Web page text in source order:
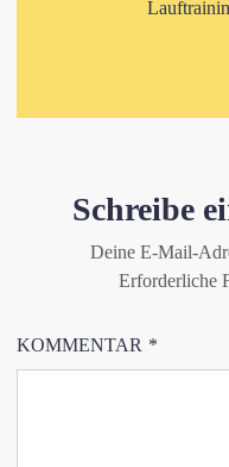
Schreibe
Deine E-Mail-
Erforderliche
KOMMENTAR *